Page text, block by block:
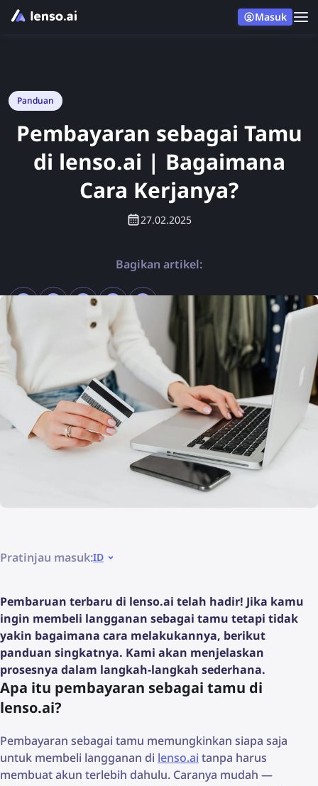
Masuk
Panduan
Pembayaran sebagai Tamu
di lenso.ai | Bagaimana
Cara Kerjanya?
27.02.2025
Bagikan artikel:
Pratinjau masuk:ID
Pembaruan terbaru di lenso.ai telah hadir! Jika kamu
ingin membeli langganan sebagai tamu tetapi tidak
yakin bagaimana cara melakukannya, berikut
panduan singkatnya. Kami akan menjelaskan
prosesnya dalam langkah-langkah sederhana.
Apa itu pembayaran sebagai tamu di
lenso.ai?
Pembayaran sebagai tamu memungkinkan siapa saja
untuk membeli langganan di lenso.ai tanpa harus
membuat akun terlebih dahulu. Caranya mudah —